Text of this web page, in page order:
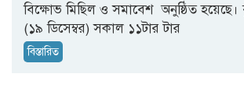
বিক্ষোভ মিছিল ও সমাবেশ অনুষ্ঠিত হয়েছে।
(১৯ ডিসেম্বর) সকাল ১১টার টার
বিস্তারিত